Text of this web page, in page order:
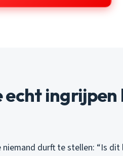
echt ingrijpen
durft te stellen: “Is